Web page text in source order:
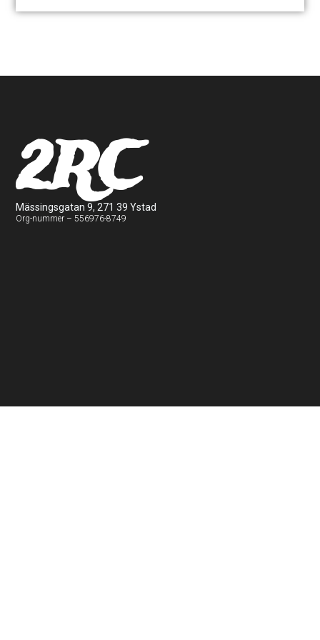
2RC
Mässingsgatan 9, 271 39 Ystad
Org-nummer – 556976-8749